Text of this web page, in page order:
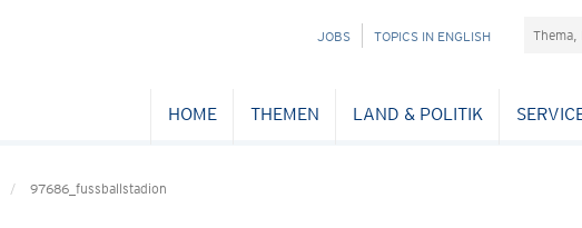
NAVIGATION
JOBS TOPICS IN ENGLISH
HOME THEMEN LAND & POLITIK
97686_fussballstadion